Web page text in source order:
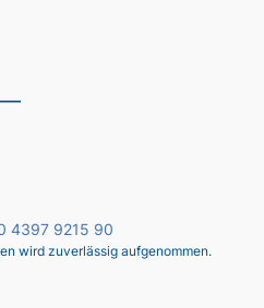
4397 9215 90
wird zuverlässig aufgenommen.